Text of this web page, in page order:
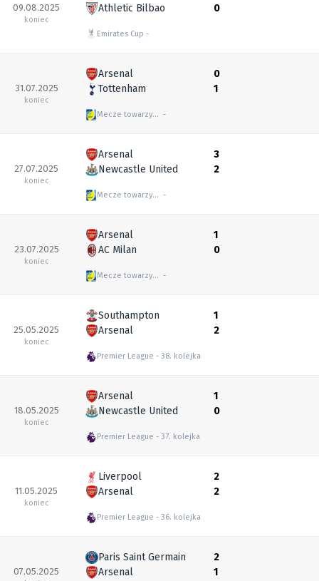
09.08.2025
koniec
Athletic Bilbao
Emirates Cup
0
31.07.2025
koniec
Arsenal
Tottenham
Mecze towarzyskie
0
1
27.07.2025
koniec
Arsenal
Newcastle United
Mecze towarzyskie
3
2
23.07.2025
koniec
Arsenal
AC Milan
Mecze towarzyskie
1
0
25.05.2025
koniec
Southampton
Arsenal
Premier League 38. kolejka
1
2
18.05.2025
koniec
Arsenal
Newcastle United
Premier League 37. kolejka
1
0
11.05.2025
koniec
Liverpool
Arsenal
Premier League 36. kolejka
2
2
07.05.2025
Paris Saint Germain
Arsenal
2
1